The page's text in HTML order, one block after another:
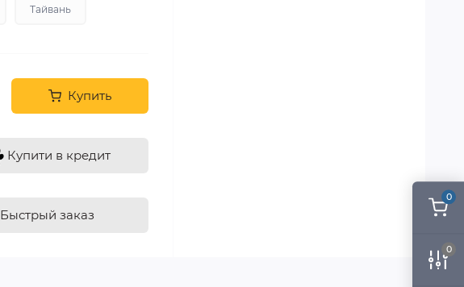
0
0
Тайвань
Купить
Купити в кредит
Быстрый заказ